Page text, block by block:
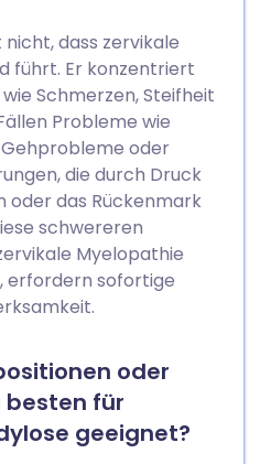
dass zervikale
führt. Er konzentriert
Schmerzen, Steifheit
Probleme wie
oder
die durch Druck
oder das Rückenmark
schwereren
Myelopathie
erfordern sofortige
oder
besten für
geeignet?